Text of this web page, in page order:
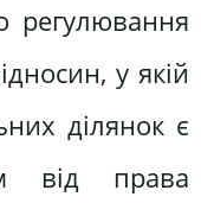
регулювання
у якій
ділянок є
від права